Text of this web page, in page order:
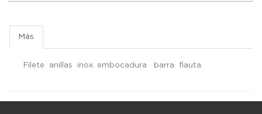
Más
Filete anillas inox. embocadura barra flauta.